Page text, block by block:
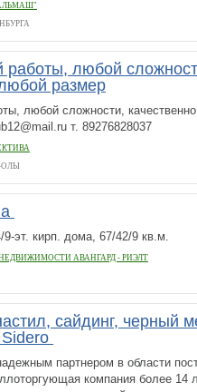
работы, любой
размер
любой сложности,
т. 89276828037
ОЛЫ
9-эт. кирп. дома, 67/42/9 кв.м.
АВАНГАРД - РИЭЛТ
сайдинг, черный
партнером в области
компания более 14